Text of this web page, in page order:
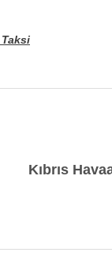
Taksi
Kıbrıs